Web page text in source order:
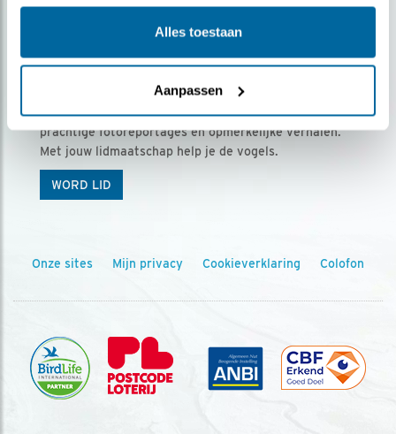
Alles toestaan
Aanpassen
Ontvang 5 x Vogels voor € 36,00 per jaar
Vogels is het tijdschrift voor onze leden, met
prachtige fotoreportages en opmerkelijke verhalen.
Met jouw lidmaatschap help je de vogels.
WORD LID
Onze sites Mijn privacy Cookieverklaring Colofon